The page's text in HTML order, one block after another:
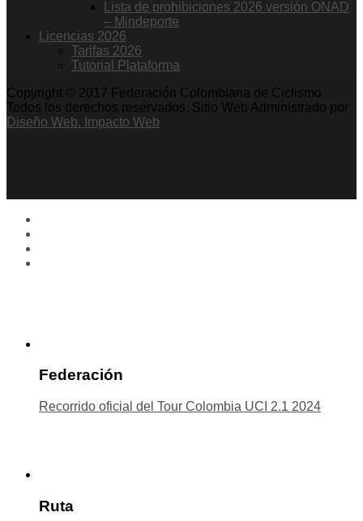
Lista de prohibiciones 2026 versión ONAD
– Mindeporte
Licencias 2026
Tarifas 2026
Tutorial Plataforma
Copyright © 2017 Federación Colombiana de Ciclismo.
Todos los derechos reservados. Sitio Web Administrado por
Diseño Web. Impacto Web
Federación
Recorrido oficial del Tour Colombia UCI 2.1 2024
Ruta